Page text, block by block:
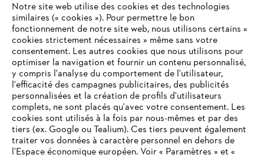
L'Entreprise
STIHL FAQ
Notre site web utilise des cookies et des technologies
similaires (« cookies »). Pour permettre le bon
fonctionnement de notre site web, nous utilisons certains «
cookies strictement nécessaires » même sans votre
consentement. Les autres cookies que nous utilisons pour
optimiser la navigation et fournir un contenu personnalisé,
y compris l'analyse du comportement de l'utilisateur,
l'efficacité des campagnes publicitaires, des publicités
personnalisées et la création de profils d'utilisateurs
complets, ne sont placés qu'avec votre consentement. Les
cookies sont utilisés à la fois par nous-mêmes et par des
tiers (ex. Google ou Tealium). Ces tiers peuvent également
traiter vos données à caractère personnel en dehors de
l’Espace économique européen. Voir « Paramètres » et «